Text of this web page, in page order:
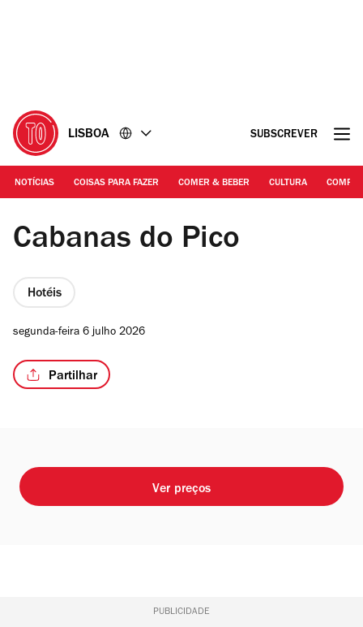
LISBOA SUBSCREVER
NOTÍCIAS COISAS PARA FAZER COMER & BEBER CULTURA
DR | Cabanas do Pico
Cabanas do Pico
Hotéis
segunda-feira 6 julho 2026
Partilhar
Ver preços
PUBLICIDADE